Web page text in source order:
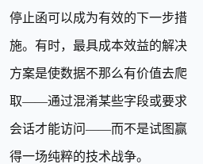
停止函可以成为有效的下一步措
施。有时，最具成本效益的解决
方案是使数据不那么有价值去爬
取——通过混淆某些字段或要求
会话才能访问——而不是试图赢
得一场纯粹的技术战争。